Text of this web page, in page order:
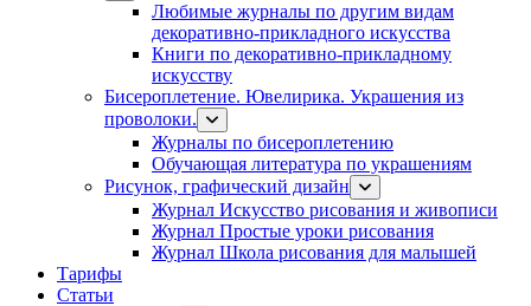
Любимые журналы по другим видам
декоративно-прикладного искусства
Книги по декоративно-прикладному
искусству
Бисероплетение. Ювелирика. Украшения из
проволоки.
Журналы по бисероплетению
Обучающая литература по украшениям
Рисунок, графический дизайн
Журнал Искусство рисования и живописи
Журнал Простые уроки рисования
Журнал Школа рисования для малышей
Тарифы
Статьи